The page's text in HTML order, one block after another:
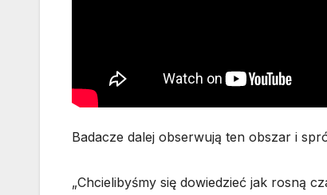
Badacze dalej obserwują ten obszar i
„Chcielibyśmy się dowiedzieć jak rosną